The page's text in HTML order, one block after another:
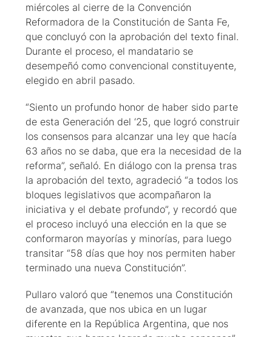
miércoles al cierre de la Convención
Reformadora de la Constitución de Santa Fe,
que concluyó con la aprobación del texto final.
Durante el proceso, el mandatario se
desempeñó como convencional constituyente,
elegido en abril pasado.
“Siento un profundo honor de haber sido parte
de esta Generación del ‘25, que logró construir
los consensos para alcanzar una ley que hacía
63 años no se daba, que era la necesidad de la
reforma”, señaló. En diálogo con la prensa tras
la aprobación del texto, agradeció “a todos los
bloques legislativos que acompañaron la
iniciativa y el debate profundo”, y recordó que
el proceso incluyó una elección en la que se
conformaron mayorías y minorías, para luego
transitar “58 días que hoy nos permiten haber
terminado una nueva Constitución”.
Pullaro valoró que “tenemos una Constitución
de avanzada, que nos ubica en un lugar
diferente en la República Argentina, que nos